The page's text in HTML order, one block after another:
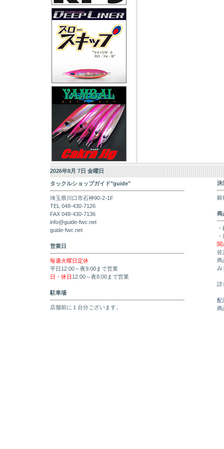
2026年8月 7日 金曜日
タックルショップガイド"guide"
埼玉県川口市石神90-2-1F
TEL 048-430-7126
FAX 048-430-7136
info@guide-fwc.net
guide-fwc.net
営業日
毎週火曜日定休
平日12:00～夜9:00まで営業
日・休日 12:00～夜8:00まで営業
駐車場
店舗前に１台分ございます。
決
銀
商
関
佐
商
み
詳
配
商